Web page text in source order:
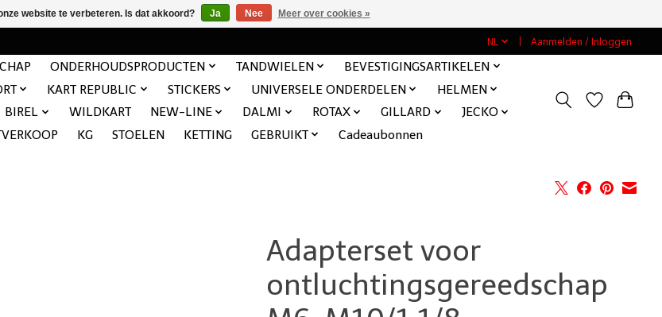
NL Aanmelden / Inloggen
ONDERHOUDSPRODUCTEN TANDWIELEN
BEVESTIGINGSARTIKELEN
KART REPUBLIC STICKERS UNIVERSELE ONDERDELEN
HELMEN
BIREL WILDKART NEW-LINE DALMI ROTAX GILLARD
JECKO
KG STOELEN KETTING GEBRUIKT Cadeaubonnen
Adapterset voor
ontluchtingsgereedschap
website te verbeteren. Is dat akkoord? Ja Nee Meer over cookies »